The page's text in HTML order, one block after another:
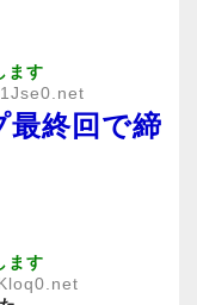
ます
終回で締
ます